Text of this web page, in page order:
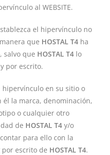
al WEBSITE.
el hipervínculo no
que HOSTAL T4 ha
salvo que HOSTAL T4 lo
por escrito.
en su sitio o
la marca, denominación,
o cualquier otro
de HOSTAL T4 y/o
para ello con la
escrito de HOSTAL T4.